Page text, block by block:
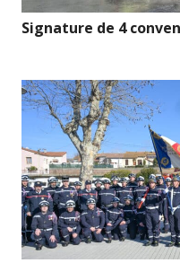
Signature de 4